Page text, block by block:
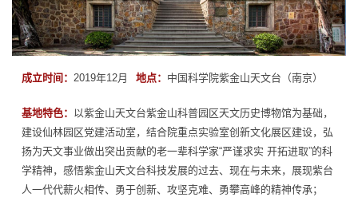
成立时间： 2019年12月 地点： 中国科学院紫金山天文台（南京）
基地特色：
以紫金山天文台紫金山科普园区天文历史博物馆为基础，
建设仙林园区党建活动室，结合院重点实验室创新文化展区建设，弘
扬为天文事业做出突出贡献的老一辈科学家“严谨求实 开拓进取”的科
学精神，感悟紫金山天文台科技发展的过去、现在与未来，展现紫台
人一代代薪火相传、勇于创新、攻坚克难、勇攀高峰的精神传承；